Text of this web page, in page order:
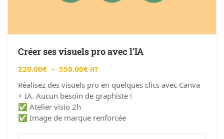
Créer ses visuels pro avec l’IA
220.00€ – 550.00€ HT
Réalisez des visuels pro en quelques clics avec Canva
+ IA. Aucun besoin de graphiste !
✅ Atelier visio 2h
✅ Image de marque renforcée